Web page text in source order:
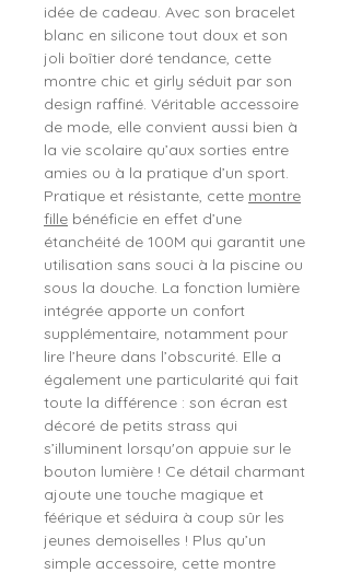
idée de cadeau. Avec son bracelet
blanc en silicone tout doux et son
joli boîtier doré tendance, cette
montre chic et girly séduit par son
design raffiné. Véritable accessoire
de mode, elle convient aussi bien à
la vie scolaire qu’aux sorties entre
amies ou à la pratique d’un sport.
Pratique et résistante, cette montre
fille bénéficie en effet d’une
étanchéité de 100M qui garantit une
utilisation sans souci à la piscine ou
sous la douche. La fonction lumière
intégrée apporte un confort
supplémentaire, notamment pour
lire l’heure dans l’obscurité. Elle a
également une particularité qui fait
toute la différence : son écran est
décoré de petits strass qui
s’illuminent lorsqu'on appuie sur le
bouton lumière ! Ce détail charmant
ajoute une touche magique et
féérique et séduira à coup sûr les
jeunes demoiselles ! Plus qu’un
simple accessoire, cette montre